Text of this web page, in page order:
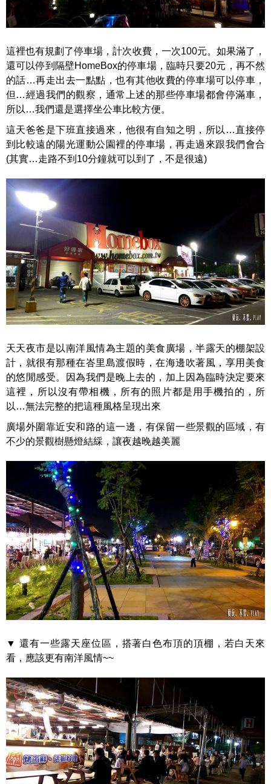
這裡也有規劃了停車場，計次收費，一次100元。如果滿了，
還可以停到隔壁HomeBox的停車場，臨時只要20元，再不然
的話…再走出去一點點，也有其他收費的停車場可以停車，
但…經過我們的觀察，通常上述的那些停車場都會停滿車，
所以…我們還是選擇坐公車比較方便。
這天爸爸是下班直接過來，他很有自知之明，所以…直接停
到比較遠的陽光運動公園裡的停車場，再走過來跟我們會合
(其實…走路不到10分鐘就可以到了，不是很遠)
天天夜市是以南洋風情為主題的美食廣場，半露天的棚架設
計，就很有那種在峇里島渡假時，在海邊吹著風，享用美食
的悠閒感受。因為我們是晚上去的，加上因為臨時決定要來
這裡，所以沒有帶相機，所有的照片都是用手機拍的，所
以…無法完整的把這種風格呈現出來
廣場外圍靠近安和路的這一邊，有保留一些景觀的區域，有
不少的景觀樹懸燈結綵，讓夜越晚越美麗
▼ 還有一些露天座位區，搭著白色布頂的頂棚，若白天來
看，應該更有南洋風情~~